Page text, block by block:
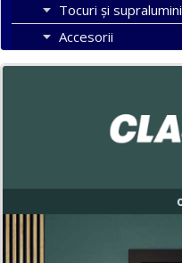
Tocuri şi supralumini
Accesorii